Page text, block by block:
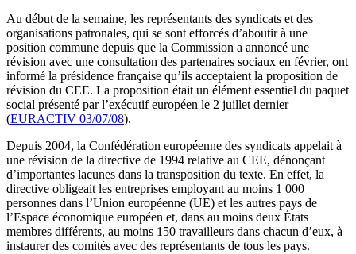
Au début de la semaine, les représentants des syndicats et des
organisations patronales, qui se sont efforcés d’aboutir à une
position commune depuis que la Commission a annoncé une
révision avec une consultation des partenaires sociaux en février, ont
informé la présidence française qu’ils acceptaient la proposition de
révision du CEE. La proposition était un élément essentiel du paquet
social présenté par l’exécutif européen le 2 juillet dernier
(EURACTIV 03/07/08).
Depuis 2004, la Confédération européenne des syndicats appelait à
une révision de la directive de 1994 relative au CEE, dénonçant
d’importantes lacunes dans la transposition du texte. En effet, la
directive obligeait les entreprises employant au moins 1 000
personnes dans l’Union européenne (UE) et les autres pays de
l’Espace économique européen et, dans au moins deux États
membres différents, au moins 150 travailleurs dans chacun d’eux, à
instaurer des comités avec des représentants de tous les pays.